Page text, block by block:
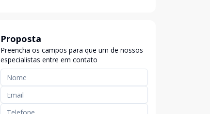
Proposta
Preencha os campos para que um de nossos
especialistas entre em contato